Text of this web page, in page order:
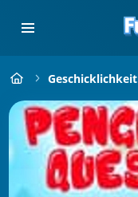
Geschicklichkeit